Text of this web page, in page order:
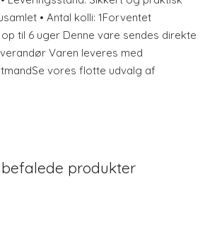
• Antal kolli: 1Forventet
til 6 uger Denne vare sendes direkte
Varen leveres med
vores flotte udvalg af
produkter